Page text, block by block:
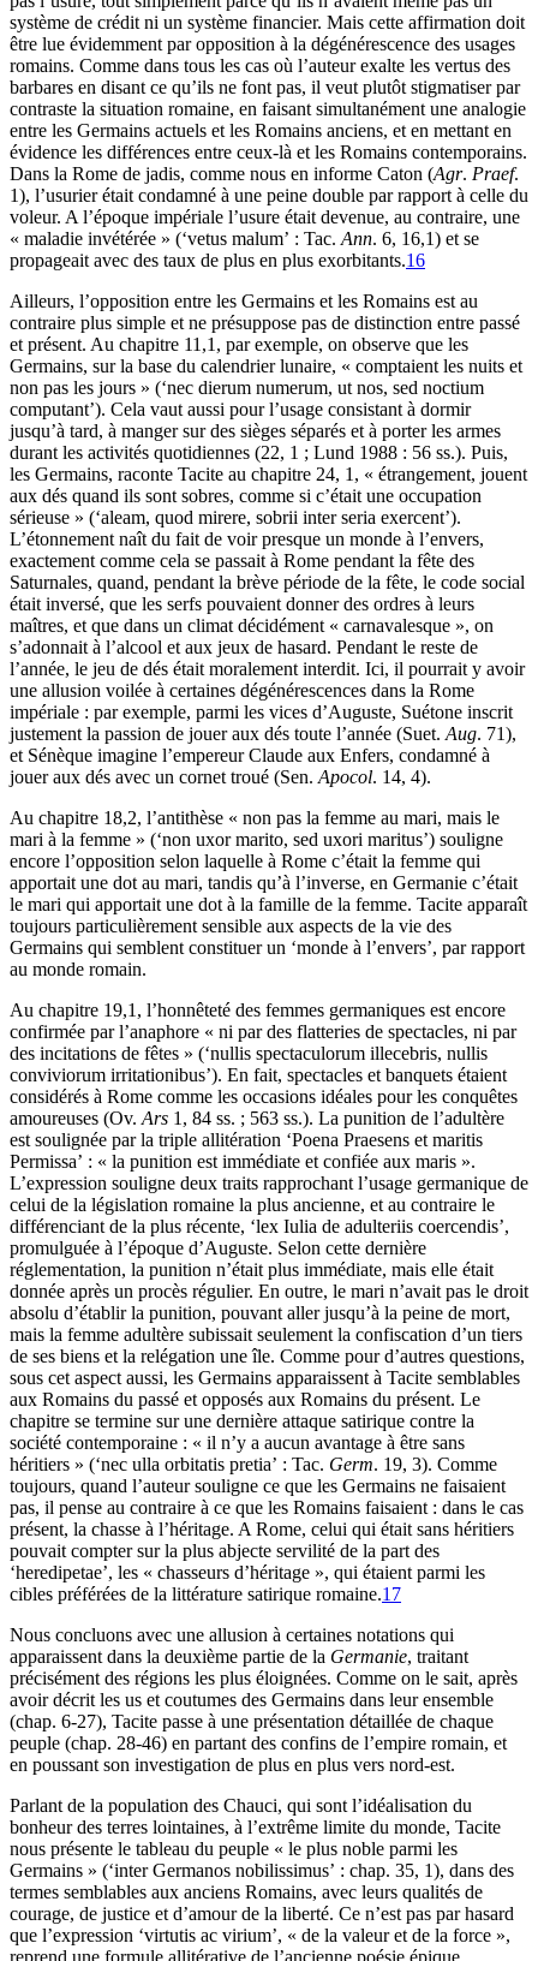
système de crédit ni un système financier. Mais cette affirmation doit
être lue évidemment par opposition à la dégénérescence des usages
romains. Comme dans tous les cas où l’auteur exalte les vertus des
barbares en disant ce qu’ils ne font pas, il veut plutôt stigmatiser par
contraste la situation romaine, en faisant simultanément une analogie
entre les Germains actuels et les Romains anciens, et en mettant en
évidence les différences entre ceux-là et les Romains contemporains.
Dans la Rome de jadis, comme nous en informe Caton (Agr. Praef.
1), l’usurier était condamné à une peine double par rapport à celle du
voleur. A l’époque impériale l’usure était devenue, au contraire, une
« maladie invétérée » (‘vetus malum’ : Tac. Ann. 6, 16,1) et se
propageait avec des taux de plus en plus exorbitants.16
Ailleurs, l’opposition entre les Germains et les Romains est au
contraire plus simple et ne présuppose pas de distinction entre passé
et présent. Au chapitre 11,1, par exemple, on observe que les
Germains, sur la base du calendrier lunaire, « comptaient les nuits et
non pas les jours » (‘nec dierum numerum, ut nos, sed noctium
computant’). Cela vaut aussi pour l’usage consistant à dormir
jusqu’à tard, à manger sur des sièges séparés et à porter les armes
durant les activités quotidiennes (22, 1 ; Lund 1988 : 56 ss.). Puis,
les Germains, raconte Tacite au chapitre 24, 1, « étrangement, jouent
aux dés quand ils sont sobres, comme si c’était une occupation
sérieuse » (‘aleam, quod mirere, sobrii inter seria exercent’).
L’étonnement naît du fait de voir presque un monde à l’envers,
exactement comme cela se passait à Rome pendant la fête des
Saturnales, quand, pendant la brève période de la fête, le code social
était inversé, que les serfs pouvaient donner des ordres à leurs
maîtres, et que dans un climat décidément « carnavalesque », on
s’adonnait à l’alcool et aux jeux de hasard. Pendant le reste de
l’année, le jeu de dés était moralement interdit. Ici, il pourrait y avoir
une allusion voilée à certaines dégénérescences dans la Rome
impériale : par exemple, parmi les vices d’Auguste, Suétone inscrit
justement la passion de jouer aux dés toute l’année (Suet. Aug. 71),
et Sénèque imagine l’empereur Claude aux Enfers, condamné à
jouer aux dés avec un cornet troué (Sen. Apocol. 14, 4).
Au chapitre 18,2, l’antithèse « non pas la femme au mari, mais le
mari à la femme » (‘non uxor marito, sed uxori maritus’) souligne
encore l’opposition selon laquelle à Rome c’était la femme qui
apportait une dot au mari, tandis qu’à l’inverse, en Germanie c’était
le mari qui apportait une dot à la famille de la femme. Tacite apparaît
toujours particulièrement sensible aux aspects de la vie des
Germains qui semblent constituer un ‘monde à l’envers’, par rapport
au monde romain.
Au chapitre 19,1, l’honnêteté des femmes germaniques est encore
confirmée par l’anaphore « ni par des flatteries de spectacles, ni par
des incitations de fêtes » (‘nullis spectaculorum illecebris, nullis
conviviorum irritationibus’). En fait, spectacles et banquets étaient
considérés à Rome comme les occasions idéales pour les conquêtes
amoureuses (Ov. Ars 1, 84 ss. ; 563 ss.). La punition de l’adultère
est soulignée par la triple allitération ‘Poena Praesens et maritis
Permissa’ : « la punition est immédiate et confiée aux maris ».
L’expression souligne deux traits rapprochant l’usage germanique de
celui de la législation romaine la plus ancienne, et au contraire le
différenciant de la plus récente, ‘lex Iulia de adulteriis coercendis’,
promulguée à l’époque d’Auguste. Selon cette dernière
réglementation, la punition n’était plus immédiate, mais elle était
donnée après un procès régulier. En outre, le mari n’avait pas le droit
absolu d’établir la punition, pouvant aller jusqu’à la peine de mort,
mais la femme adultère subissait seulement la confiscation d’un tiers
de ses biens et la relégation une île. Comme pour d’autres questions,
sous cet aspect aussi, les Germains apparaissent à Tacite semblables
aux Romains du passé et opposés aux Romains du présent. Le
chapitre se termine sur une dernière attaque satirique contre la
société contemporaine : « il n’y a aucun avantage à être sans
héritiers » (‘nec ulla orbitatis pretia’ : Tac. Germ. 19, 3). Comme
toujours, quand l’auteur souligne ce que les Germains ne faisaient
pas, il pense au contraire à ce que les Romains faisaient : dans le cas
présent, la chasse à l’héritage. A Rome, celui qui était sans héritiers
pouvait compter sur la plus abjecte servilité de la part des
‘heredipetae’, les « chasseurs d’héritage », qui étaient parmi les
cibles préférées de la littérature satirique romaine.17
Nous concluons avec une allusion à certaines notations qui
apparaissent dans la deuxième partie de la Germanie, traitant
précisément des régions les plus éloignées. Comme on le sait, après
avoir décrit les us et coutumes des Germains dans leur ensemble
(chap. 6-27), Tacite passe à une présentation détaillée de chaque
peuple (chap. 28-46) en partant des confins de l’empire romain, et
en poussant son investigation de plus en plus vers nord-est.
Parlant de la population des Chauci, qui sont l’idéalisation du
bonheur des terres lointaines, à l’extrême limite du monde, Tacite
nous présente le tableau du peuple « le plus noble parmi les
Germains » (‘inter Germanos nobilissimus’ : chap. 35, 1), dans des
termes semblables aux anciens Romains, avec leurs qualités de
courage, de justice et d’amour de la liberté. Ce n’est pas par hasard
que l’expression ‘virtutis ac virium’, « de la valeur et de la force »,
reprend une formule allitérative de l’ancienne poésie épique